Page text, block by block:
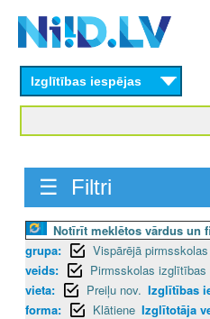
content
Izglītības iespējas
☰ Filtri
Notīrīt meklētos vārdus un
grupa:
Vispārējā
veids:
Pirmsskolas izglītības
vieta:
Preiļu nov. Izglītības
forma:
Klātiene Izglītotāja